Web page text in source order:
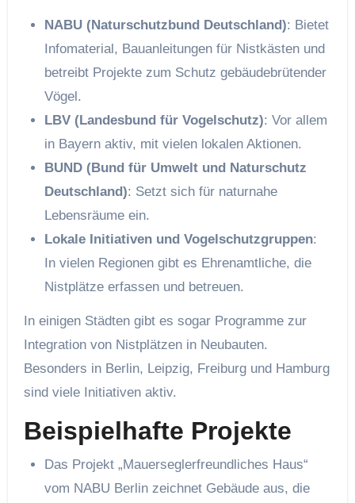
NABU (Naturschutzbund Deutschland): Bietet
Infomaterial, Bauanleitungen für Nistkästen und
betreibt Projekte zum Schutz gebäudebrütender
Vögel.
LBV (Landesbund für Vogelschutz): Vor allem
in Bayern aktiv, mit vielen lokalen Aktionen.
BUND (Bund für Umwelt und Naturschutz
Deutschland): Setzt sich für naturnahe
Lebensräume ein.
Lokale Initiativen und Vogelschutzgruppen:
In vielen Regionen gibt es Ehrenamtliche, die
Nistplätze erfassen und betreuen.
In einigen Städten gibt es sogar Programme zur
Integration von Nistplätzen in Neubauten.
Besonders in Berlin, Leipzig, Freiburg und Hamburg
sind viele Initiativen aktiv.
Beispielhafte Projekte
Das Projekt „Mauerseglerfreundliches Haus“
vom NABU Berlin zeichnet Gebäude aus, die